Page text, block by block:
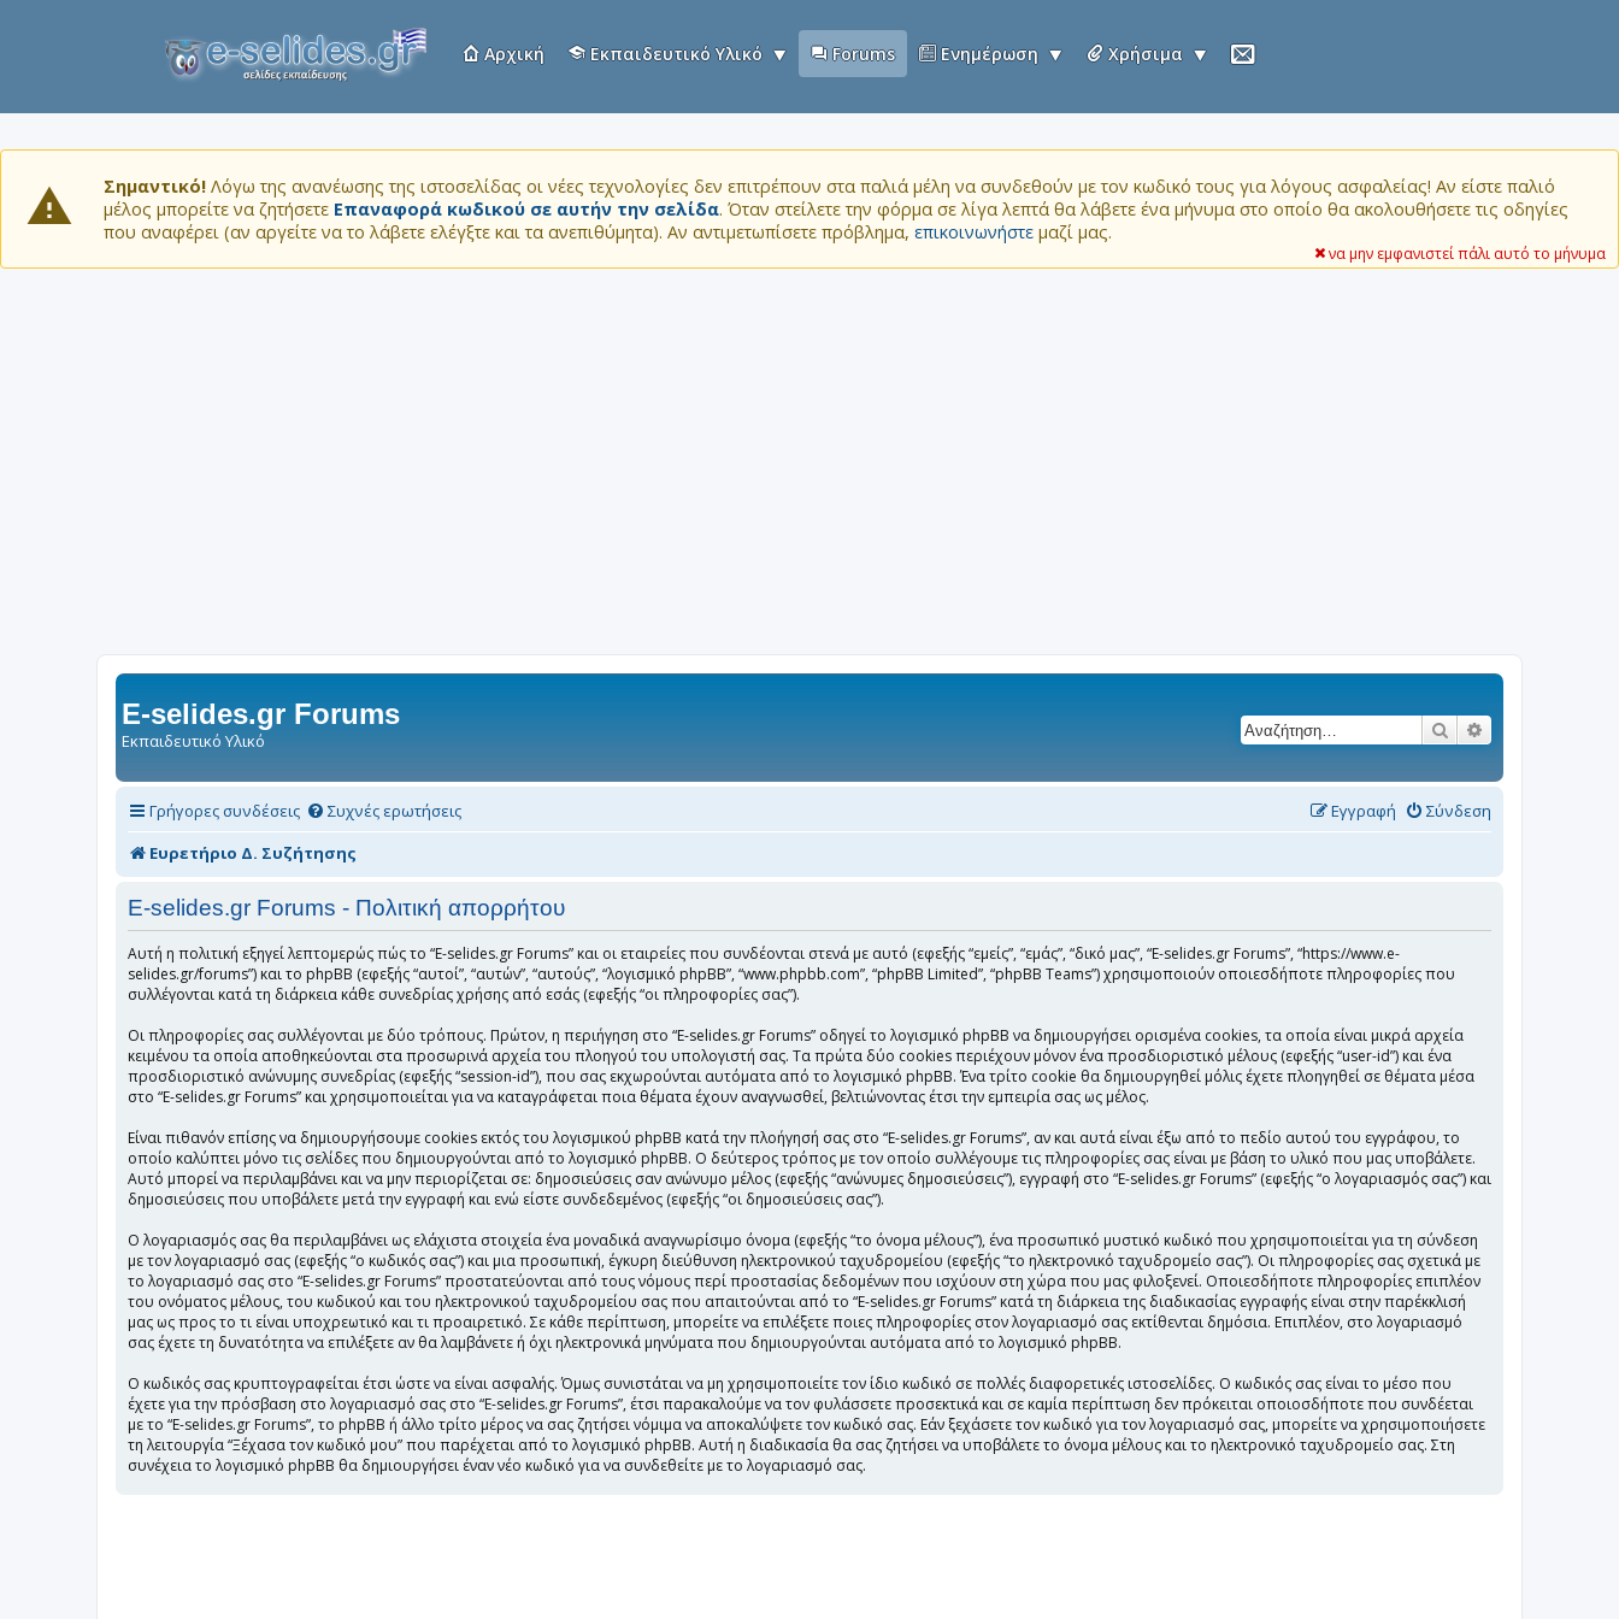
Αρχική Εκπαιδευτικό Υλικό Forums Ενημέρωση Χρήσιμα
Σημαντικό! Λόγω της ανανέωσης της ιστοσελίδας οι νέες τεχνολογίες δεν επιτρέπουν στα παλιά μέλη να συνδεθούν με τον κωδικό τους για λόγους ασφαλείας! Αν είστε παλιό
μέλος μπορείτε να ζητήσετε Επαναφορά κωδικού σε αυτήν την σελίδα. Όταν στείλετε την φόρμα σε λίγα λεπτά θα λάβετε ένα μήνυμα στο οποίο θα ακολουθήσετε τις οδηγίες
που αναφέρει (αν αργείτε να το λάβετε ελέγξτε και τα ανεπιθύμητα). Αν αντιμετωπίσετε πρόβλημα, επικοινωνήστε μαζί μας.
να μην εμφανιστεί πάλι αυτό το μήνυμα
E-selides.gr Forums
Εκπαιδευτικό Υλικό
Αναζήτηση
Γρήγορες συνδέσεις Συχνές ερωτήσεις Σύνδεση
Εγγραφή
Ευρετήριο Δ. Συζήτησης
E-selides.gr Forums - Πολιτική απορρήτου
Αυτή η πολιτική εξηγεί λεπτομερώς πώς το “E-selides.gr Forums” και οι εταιρείες που συνδέονται στενά με αυτό (εφεξής “εμείς”, “εμάς”, “δικό μας”, “E-selides.gr Forums”, “https://www.e-
selides.gr/forums”) και το phpBB (εφεξής “αυτοί”, “αυτών”, “αυτούς”, “λογισμικό phpBB”, “www.phpbb.com”, “phpBB Limited”, “phpBB Teams”) χρησιμοποιούν οποιεσδήποτε πληροφορίες που
συλλέγονται κατά τη διάρκεια κάθε συνεδρίας χρήσης από εσάς (εφεξής “οι πληροφορίες σας”).
Οι πληροφορίες σας συλλέγονται με δύο τρόπους. Πρώτον, η περιήγηση στο “E-selides.gr Forums” οδηγεί το λογισμικό phpBB να δημιουργήσει ορισμένα cookies, τα οποία είναι μικρά αρχεία
κειμένου τα οποία αποθηκεύονται στα προσωρινά αρχεία του πλοηγού του υπολογιστή σας. Τα πρώτα δύο cookies περιέχουν μόνον ένα προσδιοριστικό μέλους (εφεξής “user-id”) και ένα
προσδιοριστικό ανώνυμης συνεδρίας (εφεξής “session-id”), που σας εκχωρούνται αυτόματα από το λογισμικό phpBB. Ένα τρίτο cookie θα δημιουργηθεί μόλις έχετε πλοηγηθεί σε θέματα μέσα
στο “E-selides.gr Forums” και χρησιμοποιείται για να καταγράφεται ποια θέματα έχουν αναγνωσθεί, βελτιώνοντας έτσι την εμπειρία σας ως μέλος.
Είναι πιθανόν επίσης να δημιουργήσουμε cookies εκτός του λογισμικού phpBB κατά την πλοήγησή σας στο “E-selides.gr Forums”, αν και αυτά είναι έξω από το πεδίο αυτού του εγγράφου, το
οποίο καλύπτει μόνο τις σελίδες που δημιουργούνται από το λογισμικό phpBB. Ο δεύτερος τρόπος με τον οποίο συλλέγουμε τις πληροφορίες σας είναι με βάση το υλικό που μας υποβάλετε.
Αυτό μπορεί να περιλαμβάνει και να μην περιορίζεται σε: δημοσιεύσεις σαν ανώνυμο μέλος (εφεξής “ανώνυμες δημοσιεύσεις”), εγγραφή στο “E-selides.gr Forums” (εφεξής “ο λογαριασμός σας”) και
δημοσιεύσεις που υποβάλετε μετά την εγγραφή και ενώ είστε συνδεδεμένος (εφεξής “οι δημοσιεύσεις σας”).
Ο λογαριασμός σας θα περιλαμβάνει ως ελάχιστα στοιχεία ένα μοναδικά αναγνωρίσιμο όνομα (εφεξής “το όνομα μέλους”), ένα προσωπικό μυστικό κωδικό που χρησιμοποιείται για τη σύνδεση
με τον λογαριασμό σας (εφεξής “ο κωδικός σας”) και μια προσωπική, έγκυρη διεύθυνση ηλεκτρονικού ταχυδρομείου (εφεξής “το ηλεκτρονικό ταχυδρομείο σας”). Οι πληροφορίες σας σχετικά με
το λογαριασμό σας στο “E-selides.gr Forums” προστατεύονται από τους νόμους περί προστασίας δεδομένων που ισχύουν στη χώρα που μας φιλοξενεί. Οποιεσδήποτε πληροφορίες επιπλέον
του ονόματος μέλους, του κωδικού και του ηλεκτρονικού ταχυδρομείου σας που απαιτούνται από το “E-selides.gr Forums” κατά τη διάρκεια της διαδικασίας εγγραφής είναι στην παρέκκλισή
μας ως προς το τι είναι υποχρεωτικό και τι προαιρετικό. Σε κάθε περίπτωση, μπορείτε να επιλέξετε ποιες πληροφορίες στον λογαριασμό σας εκτίθενται δημόσια. Επιπλέον, στο λογαριασμό
σας έχετε τη δυνατότητα να επιλέξετε αν θα λαμβάνετε ή όχι ηλεκτρονικά μηνύματα που δημιουργούνται αυτόματα από το λογισμικό phpBB.
Ο κωδικός σας κρυπτογραφείται έτσι ώστε να είναι ασφαλής. Όμως συνιστάται να μη χρησιμοποιείτε τον ίδιο κωδικό σε πολλές διαφορετικές ιστοσελίδες. Ο κωδικός σας είναι το μέσο που
έχετε για την πρόσβαση στο λογαριασμό σας στο “E-selides.gr Forums”, έτσι παρακαλούμε να τον φυλάσσετε προσεκτικά και σε καμία περίπτωση δεν πρόκειται οποιοσδήποτε που συνδέεται
με το “E-selides.gr Forums”, το phpBB ή άλλο τρίτο μέρος να σας ζητήσει νόμιμα να αποκαλύψετε τον κωδικό σας. Εάν ξεχάσετε τον κωδικό για τον λογαριασμό σας, μπορείτε να χρησιμοποιήσετε
τη λειτουργία “Ξέχασα τον κωδικό μου” που παρέχεται από το λογισμικό phpBB. Αυτή η διαδικασία θα σας ζητήσει να υποβάλετε το όνομα μέλους και το ηλεκτρονικό ταχυδρομείο σας. Στη
συνέχεια το λογισμικό phpBB θα δημιουργήσει έναν νέο κωδικό για να συνδεθείτε με το λογαριασμό σας.